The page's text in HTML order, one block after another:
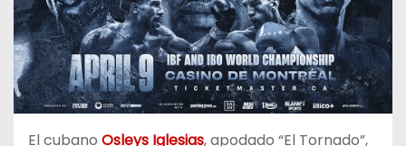
El cubano Osleys Iglesias, apodado “El Tornado”,